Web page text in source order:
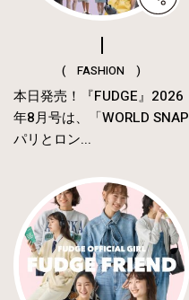
( FASHION )
本日発売！『FUDGE』2026
年8月号は、「WORLD SNAP
パリとロン...